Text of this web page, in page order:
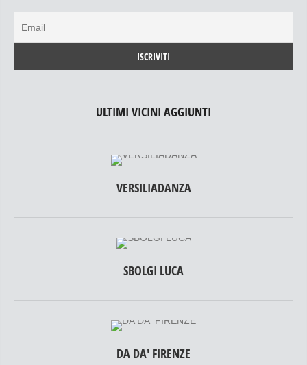
ULTIMI VICINI AGGIUNTI
VERSILIADANZA
SBOLGI LUCA
DA DA' FIRENZE